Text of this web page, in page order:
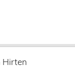
Hirten